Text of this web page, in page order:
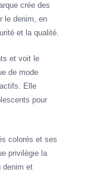
crée des
le denim, en
et la qualité.
et voit le
de mode
Elle
pour
colorés et ses
privilégie la
denim et